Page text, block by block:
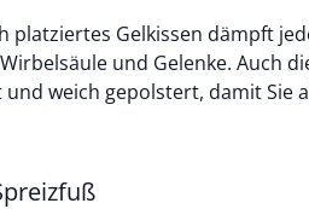
platziertes Gelkissen dämpft
und Gelenke. Auch
weich gepolstert, damit Sie